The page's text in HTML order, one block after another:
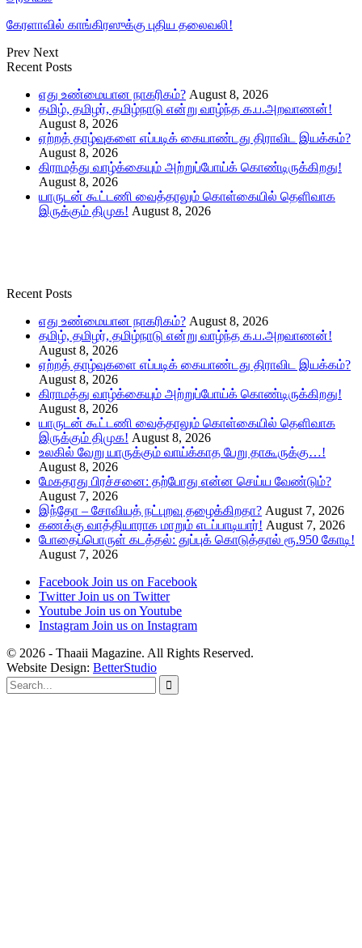
கேரளாவில் காங்கிரஸுக்கு புதிய தலைவலி!
Prev Next
Recent Posts
எது உண்மையான நாகரிகம்? August 8, 2026
தமிழ், தமிழர், தமிழ்நாடு என்று வாழ்ந்த க.ப.அறவாணன்!
August 8, 2026
ஏற்றத் தாழ்வுகளை எப்படிக் கையாண்டது திராவிட இயக்கம்?
August 8, 2026
கிராமத்து வாழ்க்கையும் அற்றுப்போய்க் கொண்டிருக்கிறது!
August 8, 2026
யாருடன் கூட்டணி வைத்தாலும் கொள்கையில் தெளிவாக
இருக்கும் திமுக! August 8, 2026
Recent Posts
எது உண்மையான நாகரிகம்? August 8, 2026
தமிழ், தமிழர், தமிழ்நாடு என்று வாழ்ந்த க.ப.அறவாணன்!
August 8, 2026
ஏற்றத் தாழ்வுகளை எப்படிக் கையாண்டது திராவிட இயக்கம்?
August 8, 2026
கிராமத்து வாழ்க்கையும் அற்றுப்போய்க் கொண்டிருக்கிறது!
August 8, 2026
யாருடன் கூட்டணி வைத்தாலும் கொள்கையில் தெளிவாக
இருக்கும் திமுக! August 8, 2026
உலகில் வேறு யாருக்கும் வாய்க்காத பேறு தாகூருக்கு…!
August 8, 2026
மேகதாது பிரச்சனை: தற்போது என்ன செய்ய வேண்டும்?
August 7, 2026
இந்தோ – சோவியத் நட்புறவு தழைக்கிறதா? August 7, 2026
கணக்கு வாத்தியாராக மாறும் எடப்பாடியார்! August 7, 2026
போதைப்பொருள் கடத்தல்: துப்புக் கொடுத்தால் ரூ.950 கோடி!
August 7, 2026
Facebook Join us on Facebook
Twitter Join us on Twitter
Youtube Join us on Youtube
Instagram Join us on Instagram
© 2026 - Thaaii Magazine. All Rights Reserved.
Website Design: BetterStudio